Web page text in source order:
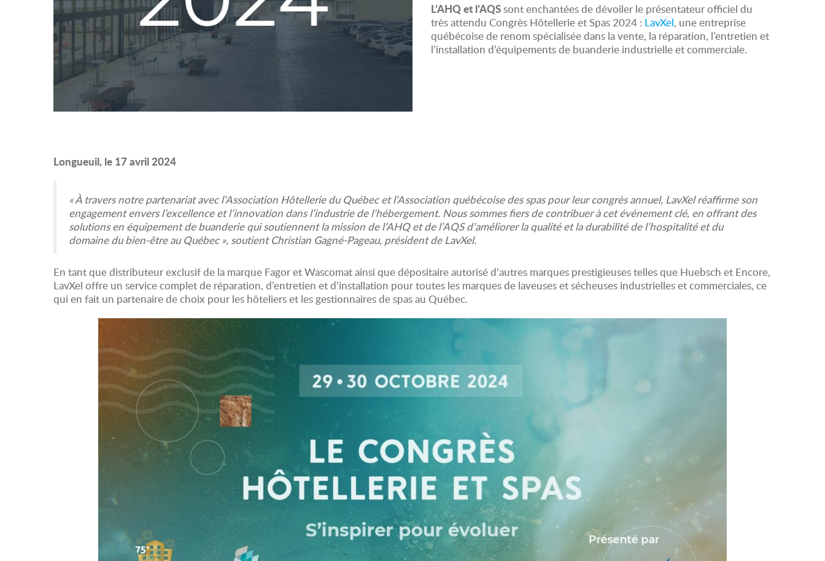
L’AHQ et l’AQSsont enchantées de dévoiler le présentateur officiel du
très attendu Congrès Hôtellerie et Spas 2024 : LavXel, une entreprise
québécoise de renom spécialisée dans la vente, la réparation, l’entretien et
l’installation d’équipements de buanderie industrielle et commerciale.
Longueuil, le 17 avril 2024
« À travers notre partenariat avec l’Association Hôtellerie du Québec et l’Association québécoise des spas pour leur congrès annuel, LavXel réaffirme son
engagement envers l’excellence et l’innovation dans l’industrie de l’hébergement. Nous sommes fiers de contribuer à cet événement clé, en offrant des
solutions en équipement de buanderie qui soutiennent la mission de l’AHQ et de l’AQS d’améliorer la qualité et la durabilité de l’hospitalité et du
domaine du bien-être au Québec », soutient Christian Gagné-Pageau, président de LavXel.
En tant que distributeur exclusif de la marque Fagor et Wascomat ainsi que dépositaire autorisé d’autres marques prestigieuses telles que Huebsch et Encore,
LavXel offre un service complet de réparation, d’entretien et d’installation pour toutes les marques de laveuses et sécheuses industrielles et commerciales, ce
qui en fait un partenaire de choix pour les hôteliers et les gestionnaires de spas au Québec.